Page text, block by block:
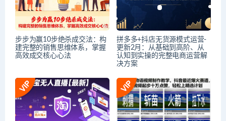
步步为赢10步绝杀成交法：构
建完整的销售思维体系，掌握
高效成交核心心法
拼多多+抖店无货源模式运营-
更新2月：从基础到高阶、从
认知到实操的完整电商运营解
决方案